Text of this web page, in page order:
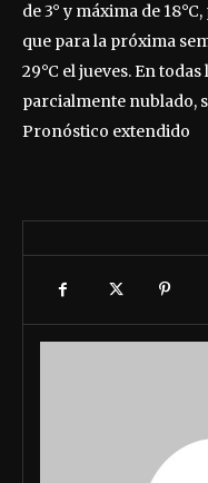
de 3° y máxima de
que para la próxima
29°C el jueves. En
parcialmente nublado,
Pronóstico extendido